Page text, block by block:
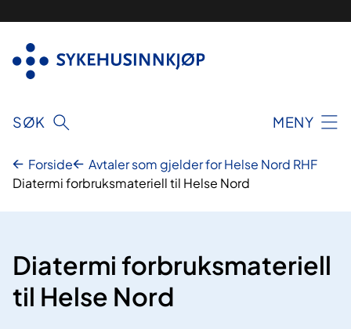
SØK MENY
Forside
Avtaler som gjelder for Helse Nord RHF
Diatermi forbruksmateriell til Helse Nord
Diatermi forbruksmateriell
til Helse Nord